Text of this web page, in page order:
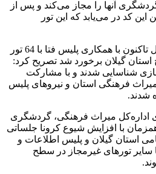
آنها را مجاز می‌کند و پس از
این کد در می‌یابد که این تور
وی با بیان اینکه از ابتدای سال تاکنون با همکاری پلیس فتا با 64 تور
گیلان برخورد شد تصریح کرد:
شناسایی شدند و با مشارکت
فرهنگی استان و نیروهای پلیس
شدند.
اداره‌کل میراث فرهنگی، گردشگری
با افزایش شیوع کرونا جلساتی
استان گیلان و پلیس اطلاعات و
سایر تورهای غیرمجاز در سطح